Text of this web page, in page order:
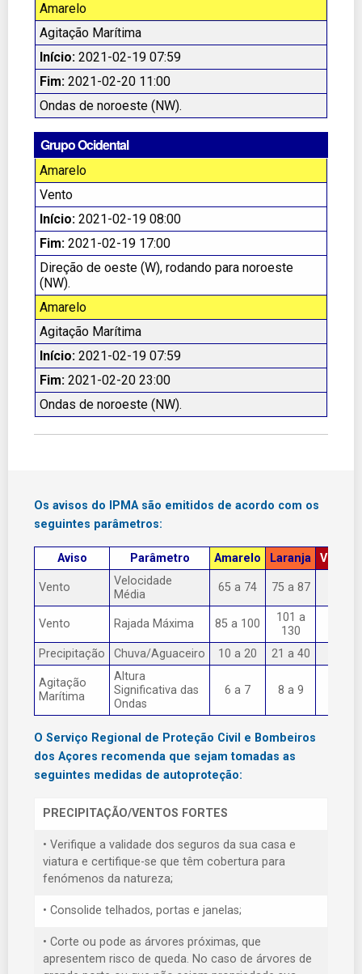
Amarelo
Agitação Marítima
Início: 2021-02-19 07:59
Fim: 2021-02-20 11:00
Ondas de noroeste (NW).
Grupo Ocidental
Amarelo
Vento
Início: 2021-02-19 08:00
Fim: 2021-02-19 17:00
Direção de oeste (W), rodando para noroeste
(NW).
Amarelo
Agitação Marítima
Início: 2021-02-19 07:59
Fim: 2021-02-20 23:00
Ondas de noroeste (NW).
Os avisos do IPMA são emitidos de acordo com os
seguintes parâmetros:
Aviso Parâmetro Amarelo Laranja
Vento
Velocidade
Média
65 a 74 75 a 87
Vento Rajada Máxima 85 a 100
101 a
130
Precipitação Chuva/Aguaceiro 10 a 20 21 a 40
Agitação
Marítima
Altura
Significativa das
Ondas
6 a 7 8 a 9
O Serviço Regional de Proteção Civil e Bombeiros
dos Açores recomenda que sejam tomadas as
seguintes medidas de autoproteção:
PRECIPITAÇÃO/VENTOS FORTES
• Verifique a validade dos seguros da sua casa e
viatura e certifique-se que têm cobertura para
fenómenos da natureza;
• Consolide telhados, portas e janelas;
• Corte ou pode as árvores próximas, que
apresentem risco de queda. No caso de árvores de